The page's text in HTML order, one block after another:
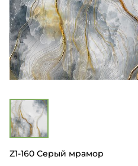
Z1-160 Серый мрамор